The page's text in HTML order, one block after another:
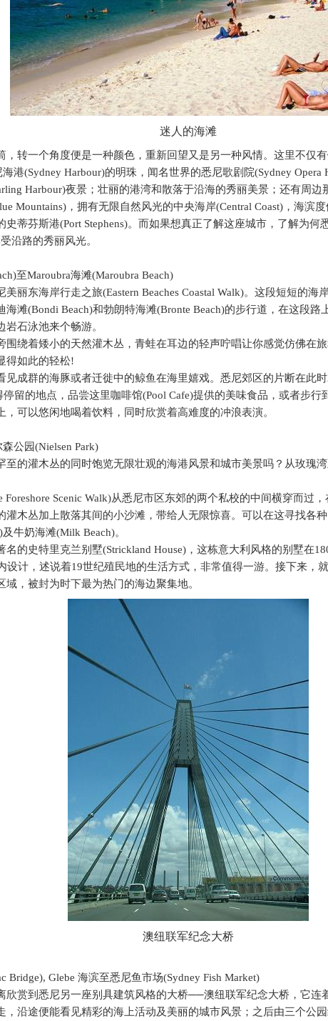
迷人的海滩
，转一个角度便是一种颜色，重新回望又是另一种风情。这里不仅
海港(Sydney Harbour)的明珠，闻名世界的悉尼歌剧院(Sydney Opera
Harbour)夜景；壮丽的港湾和散落于沿海的秀丽美景；还有周边
Mountains) ，拥有无限自然风光的中央海岸(Central Coast) ，海滨
史蒂芬斯港(Port Stephens)。而如果想真正了解这座城市，了解为何
沿路的秀丽风光。
至Maroubra海滩(Maroubra Beach)
美丽东海岸行走之旅(Eastern Beaches Coastal Walk)。这段短短的海
海滩(Bondi Beach)和勃朗特海滩(Bronte Beach)的步行道，在这段路
石泳池来个畅游。
围绕着矮小的天然灌木丛，青蛙在耳边的轻声咛唱让你感觉仿佛在
得如此的轻松!
见成群的海豚或者迁徙中的鲸鱼在海里嬉戏。悉尼郊区的片断在此时
停留的地点，品尝这里咖啡馆(Pool Cafe)提供的美味食品，或者步行
可以悠闲地喝着饮料，同时欣赏着高难度的冲浪表演。
公园(Nielsen Park)
至的灌木丛的同时饱览无限壮观的海港风景和城市美景吗？从玫瑰
Foreshore Scenic Walk)从悉尼市区东郊的两个私校的中间横穿而过
灌木丛加上散落其间的小沙滩，带给人无限惊喜。可以在这寻找各
及牛奶海滩(Milk Beach)。
名的史特里克兰别墅(Strickland House) ，这栋意大利风格的别墅在
设计，述说着19世纪殖民地的生活方式，非常值得一游。接下来，
，被封为时下最为热门的海边聚集地。
澳纽联军纪念大桥
Bridge), Glebe 海滨至悉尼鱼市场(Sydney Fish Market)
欣赏到悉尼另一座别具建筑风格的大桥──澳纽联军纪念大桥，它连
，沿途便能看见精彩的海上活动及美丽的城市风景；之后由三个公